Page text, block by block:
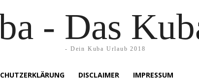
- Das
- Dein Kuba Urlaub 2018
DISCLAIMER IMPRESSUM